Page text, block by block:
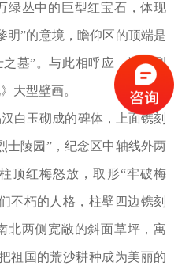
绿丛中的巨型红宝石，体现
明”的意境，瞻仰区的顶端是
墓”。与此相呼应，还有烈
大型壁画。
玉砌成的碑体，上面镌刻
士陵园”，纪念区中轴线外两
顶红梅怒放，取形“牢破梅
不朽的人格，柱壁四边镌刻
北两侧宽敞的斜面草坪，寓
祖国的荒沙耕种成为美丽的